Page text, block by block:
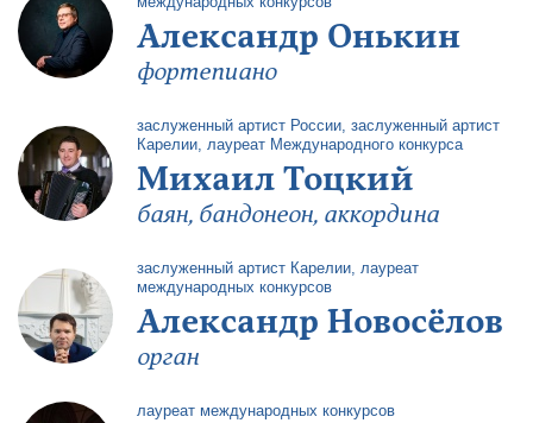
Контакты Александр Онькин
фортепиано
заслуженный артист России, заслуженный артист
Карелии, лауреат Международного конкурса
Михаил Тоцкий
баян, бандонеон, аккордина
заслуженный артист Карелии, лауреат
международных конкурсов
Александр Новосёлов
орган
лауреат международных конкурсов